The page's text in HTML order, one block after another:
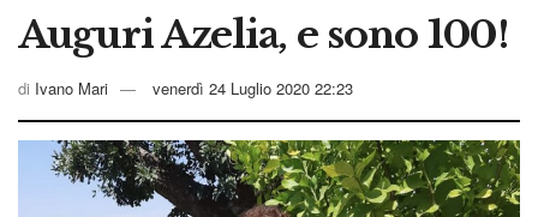
Auguri Azelia, e sono 100!
di Ivano Mari venerdì 24 Luglio 2020 22:23